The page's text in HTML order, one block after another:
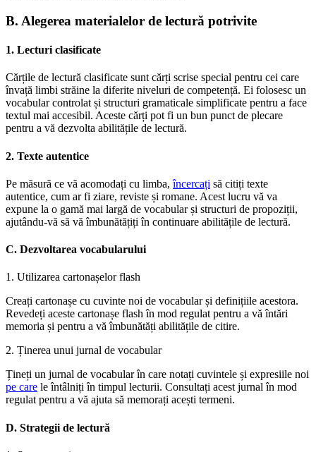
B. Alegerea materialelor de lectură potrivite
1. Lecturi clasificate
Cărțile de lectură clasificate sunt cărți scrise special pentru cei care
învață limbi străine la diferite niveluri de competență. Ei folosesc un
vocabular controlat și structuri gramaticale simplificate pentru a face
textul mai accesibil. Aceste cărți pot fi un bun punct de plecare
pentru a vă dezvolta abilitățile de lectură.
2. Texte autentice
Pe măsură ce vă acomodați cu limba,încercați să citiți texte
autentice, cum ar fi ziare, reviste și romane. Acest lucru vă va
expune la o gamă mai largă de vocabular și structuri de propoziții,
ajutându-vă să vă îmbunătățiți în continuare abilitățile de lectură.
C. Dezvoltarea vocabularului
1. Utilizarea cartonașelor flash
Creați cartonașe cu cuvinte noi de vocabular și definițiile acestora.
Revedeți aceste cartonașe flash în mod regulat pentru a vă întări
memoria și pentru a vă îmbunătăți abilitățile de citire.
2. Ținerea unui jurnal de vocabular
Țineți un jurnal de vocabular în care notați cuvintele și expresiile noi
pe care le întâlniți în timpul lecturii. Consultați acest jurnal în mod
regulat pentru a vă ajuta să memorați acești termeni.
D. Strategii de lectură